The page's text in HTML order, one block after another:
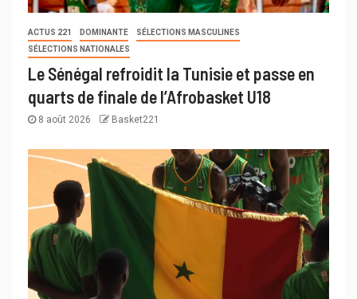
ACTUS 221 DOMINANTE
SÉLECTIONS MASCULINES
SÉLECTIONS NATIONALES
Le Sénégal refroidit la Tunisie et passe en
quarts de finale de l’Afrobasket U18
8 août 2026 Basket221